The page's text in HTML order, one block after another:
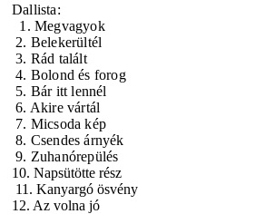
Dallista:
1. Megvagyok
2. Belekerültél
3. Rád talált
4. Bolond és forog
5. Bár itt lennél
6. Akire vártál
7. Micsoda kép
8. Csendes árnyék
9. Zuhanórepülés
10. Napsütötte rész
11. Kanyargó ösvény
12. Az volna jó